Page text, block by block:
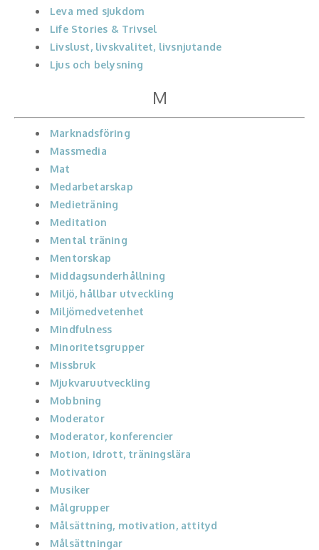
Leva med sjukdom
Life Stories & Trivsel
Livslust, livskvalitet, livsnjutande
Ljus och belysning
M
Marknadsföring
Massmedia
Mat
Medarbetarskap
Medieträning
Meditation
Mental träning
Mentorskap
Middagsunderhållning
Miljö, hållbar utveckling
Miljömedvetenhet
Mindfulness
Minoritetsgrupper
Missbruk
Mjukvaruutveckling
Mobbning
Moderator
Moderator, konferencier
Motion, idrott, träningslära
Motivation
Musiker
Målgrupper
Målsättning, motivation, attityd
Målsättningar